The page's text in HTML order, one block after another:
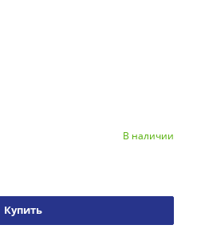
В наличии
Купить